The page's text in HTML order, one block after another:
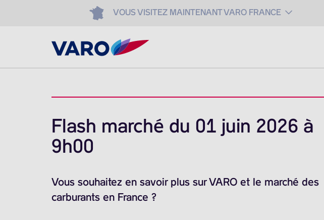
VOUS VISITEZ MAINTENANT VARO FRANCE
Flash marché du 01 juin 2026 à
9h00
Vous souhaitez en savoir plus sur VARO et le marché des
carburants en France ?